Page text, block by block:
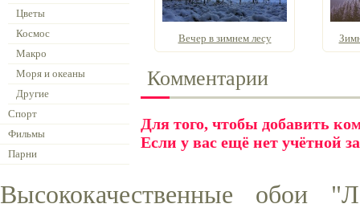
Цветы
Космос
Макро
Моря и океаны
Другие
Спорт
Фильмы
Парни
Вечер в зимнем лесу
Комментарии
Для того, чтобы добавить
Если у вас ещё нет учётной
Высококачественные обои